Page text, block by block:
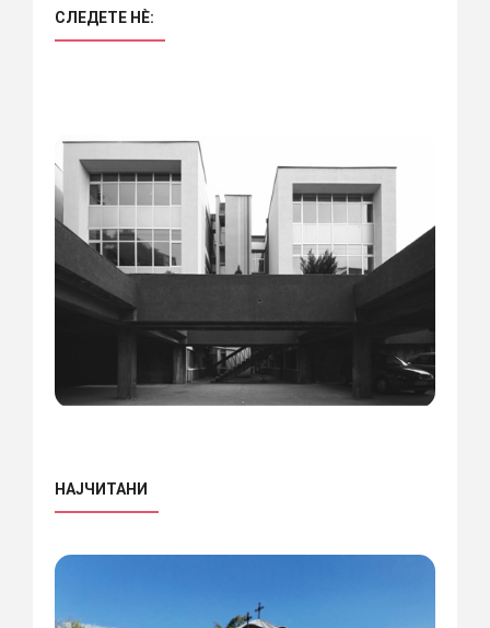
СЛЕДЕТЕ НÈ:
НАЈЧИТАНИ